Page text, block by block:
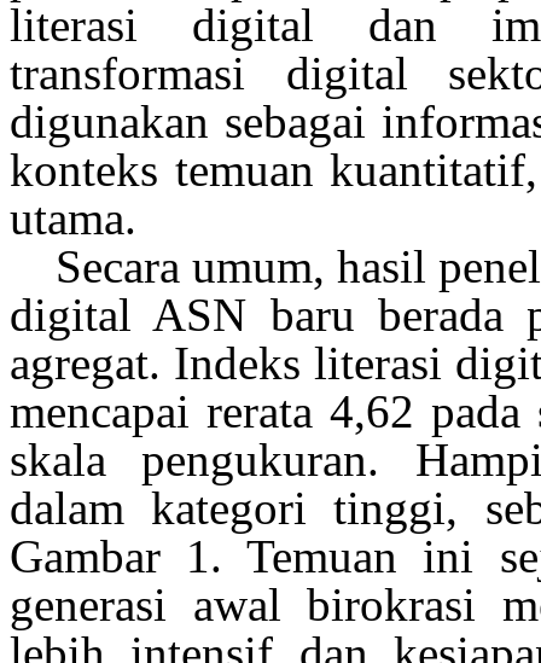
literasi digital dan
transformasi digital
digunakan sebagai
konteks temuan kuantitatif
utama.
Secara umum, hasil
digital ASN baru berada
agregat. Indeks literasi
mencapai rerata 4,62 pada
skalapengukuran.
dalamkategori tinggi,
Gambar 1.Temuan ini
generasi awal birokrasi